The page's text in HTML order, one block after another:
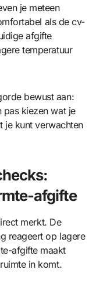
je meteen
als de cv-
afgifte
temperatuur
bewust aan:
pas kiezen wat je
je kunt verwachten
afgifte
merkt. De
reageert op lagere
afgifte maakt
in komt.